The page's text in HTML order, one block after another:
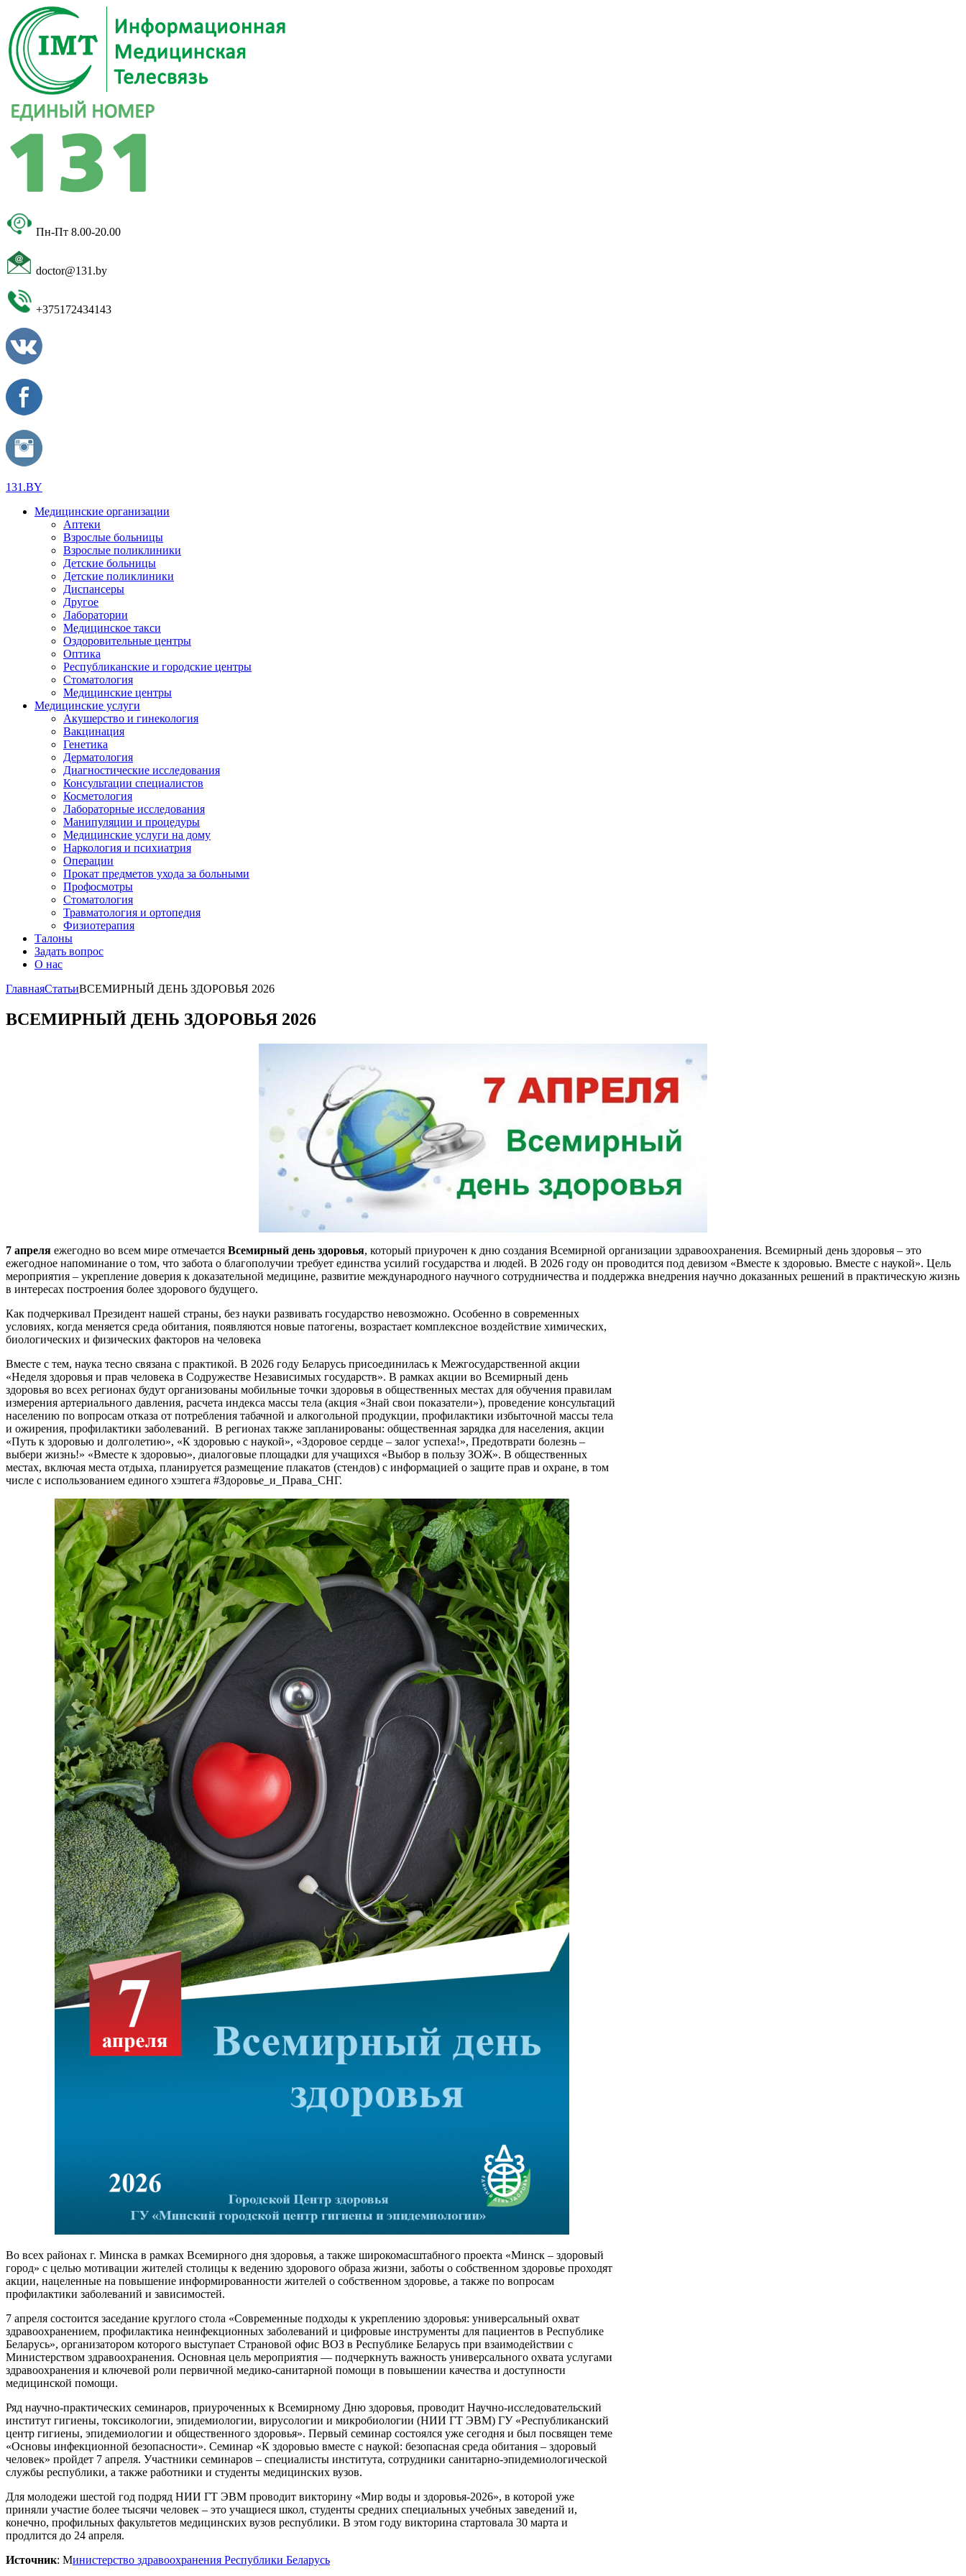
Пн-Пт 8.00-20.00
doctor@131.by
+375172434143
131.BY
Медицинские организации
Аптеки
Взрослые больницы
Взрослые поликлиники
Детские больницы
Детские поликлиники
Диспансеры
Другое
Лаборатории
Медицинское такси
Оздоровительные центры
Оптика
Республиканские и городские центры
Стоматология
Медицинские центры
Медицинские услуги
Акушерство и гинекология
Вакцинация
Генетика
Дерматология
Диагностические исследования
Консультации специалистов
Косметология
Лабораторные исследования
Манипуляции и процедуры
Медицинские услуги на дому
Наркология и психиатрия
Операции
Прокат предметов ухода за больными
Профосмотры
Стоматология
Травматология и ортопедия
Физиотерапия
Талоны
Задать вопрос
О нас
ГлавнаяСтатьиВСЕМИРНЫЙ ДЕНЬ ЗДОРОВЬЯ 2026
ВСЕМИРНЫЙ ДЕНЬ ЗДОРОВЬЯ 2026
7 апреля ежегодно во всем мире отмечается Всемирный день здоровья, который приурочен к дню создания Всемирной организации здравоохранения. Всемирный день здоровья – это
ежегодное напоминание о том, что забота о благополучии требует единства усилий государства и людей. В 2026 году он проводится под девизом «Вместе к здоровью. Вместе с наукой». Цель
мероприятия – укрепление доверия к доказательной медицине, развитие международного научного сотрудничества и поддержка внедрения научно доказанных решений в практическую жизнь
в интересах построения более здорового будущего.
Как подчеркивал Президент нашей страны, без науки развивать государство невозможно. Особенно в современных
условиях, когда меняется среда обитания, появляются новые патогены, возрастает комплексное воздействие химических,
биологических и физических факторов на человека
Вместе с тем, наука тесно связана с практикой. В 2026 году Беларусь присоединилась к Межгосударственной акции
«Неделя здоровья и прав человека в Содружестве Независимых государств». В рамках акции во Всемирный день
здоровья во всех регионах будут организованы мобильные точки здоровья в общественных местах для обучения правилам
измерения артериального давления, расчета индекса массы тела (акция «Знай свои показатели»), проведение консультаций
населению по вопросам отказа от потребления табачной и алкогольной продукции, профилактики избыточной массы тела
и ожирения, профилактики заболеваний. В регионах также запланированы: общественная зарядка для населения, акции
«Путь к здоровью и долголетию», «К здоровью с наукой», «Здоровое сердце – залог успеха!», Предотврати болезнь –
выбери жизнь!» «Вместе к здоровью», диалоговые площадки для учащихся «Выбор в пользу ЗОЖ». В общественных
местах, включая места отдыха, планируется размещение плакатов (стендов) с информацией о защите прав и охране, в том
числе с использованием единого хэштега #Здоровье_и_Права_СНГ.
Во всех районах г. Минска в рамках Всемирного дня здоровья, а также широкомасштабного проекта «Минск – здоровый
город» с целью мотивации жителей столицы к ведению здорового образа жизни, заботы о собственном здоровье проходят
акции, нацеленные на повышение информированности жителей о собственном здоровье, а также по вопросам
профилактики заболеваний и зависимостей.
7 апреля состоится заседание круглого стола «Современные подходы к укреплению здоровья: универсальный охват
здравоохранением, профилактика неинфекционных заболеваний и цифровые инструменты для пациентов в Республике
Беларусь», организатором которого выступает Страновой офис ВОЗ в Республике Беларусь при взаимодействии с
Министерством здравоохранения. Основная цель мероприятия — подчеркнуть важность универсального охвата услугами
здравоохранения и ключевой роли первичной медико-санитарной помощи в повышении качества и доступности
медицинской помощи.
Ряд научно-практических семинаров, приуроченных к Всемирному Дню здоровья, проводит Научно-исследовательский
институт гигиены, токсикологии, эпидемиологии, вирусологии и микробиологии (НИИ ГТ ЭВМ) ГУ «Республиканский
центр гигиены, эпидемиологии и общественного здоровья». Первый семинар состоялся уже сегодня и был посвящен теме
«Основы инфекционной безопасности». Семинар «К здоровью вместе с наукой: безопасная среда обитания – здоровый
человек» пройдет 7 апреля. Участники семинаров – специалисты института, сотрудники санитарно-эпидемиологической
службы республики, а также работники и студенты медицинских вузов.
Для молодежи шестой год подряд НИИ ГТ ЭВМ проводит викторину «Мир воды и здоровья-2026», в которой уже
приняли участие более тысячи человек – это учащиеся школ, студенты средних специальных учебных заведений и,
конечно, профильных факультетов медицинских вузов республики. В этом году викторина стартовала 30 марта и
продлится до 24 апреля.
Источник: Министерство здравоохранения Республики Беларусь